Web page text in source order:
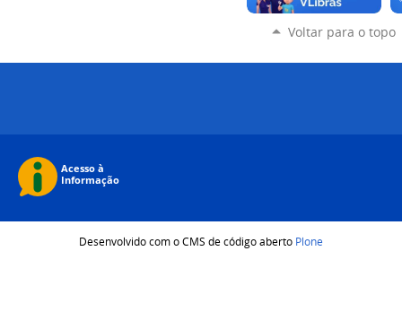
Voltar para o topo
Desenvolvido com o CMS de código aberto Plone